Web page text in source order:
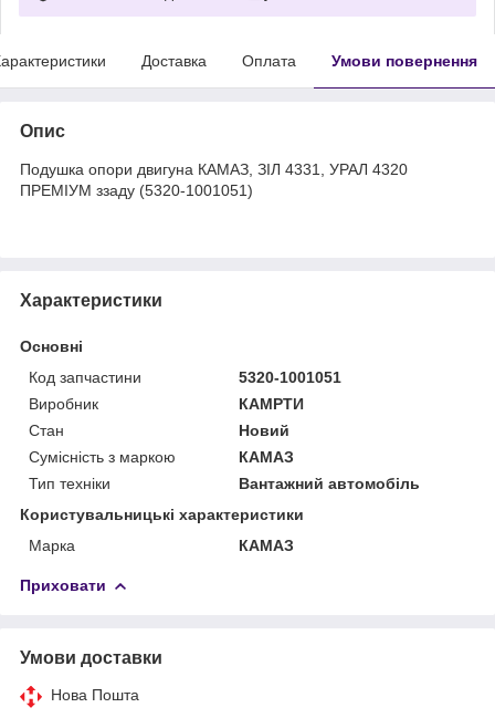
Доставка Оплата Умови повернення
Опис
Подушка опори двигуна КАМАЗ, ЗІЛ 4331, УРАЛ 4320
ПРЕМІУМ ззаду (5320-1001051)
Характеристики
Основні
Код запчастини
5320-1001051
Виробник
КАМРТИ
Стан
Новий
Сумісність з маркою
КАМАЗ
Тип техніки
Вантажний автомобіль
Користувальницькі характеристики
Марка
КАМАЗ
Приховати
Умови доставки
Нова Пошта